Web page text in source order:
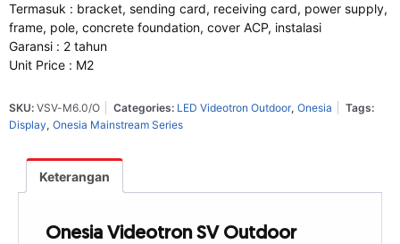
Termasuk : bracket, sending card, receiving card, power supply,
frame, pole, concrete foundation, cover ACP, instalasi
Garansi : 2 tahun
Unit Price : M2
SKU: VSV-M6.0/O Categories: LED Videotron Outdoor, Onesia
Tags:
Display, Onesia Mainstream Series
Keterangan
Onesia Videotron SV Outdoor